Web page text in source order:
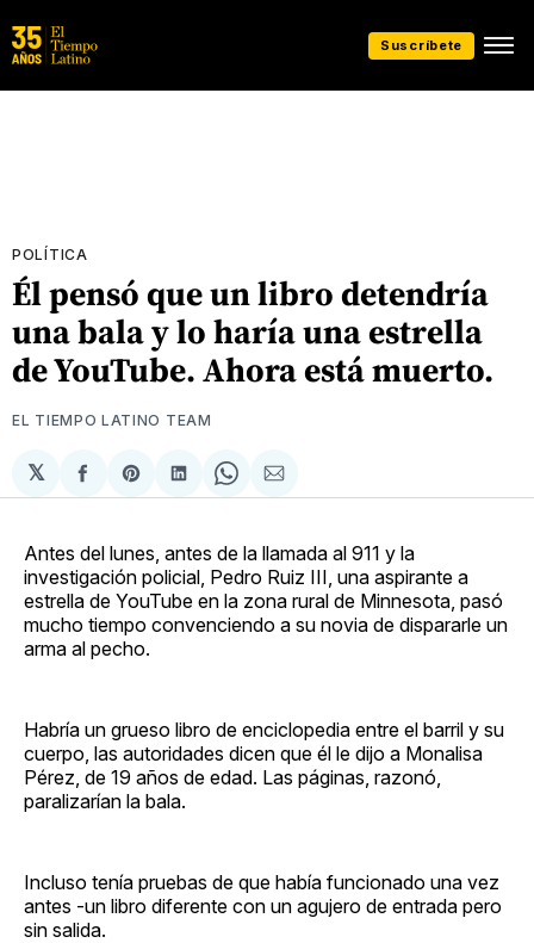
Suscríbete
POLÍTICA
Él pensó que un libro detendría
una bala y lo haría una estrella
de YouTube. Ahora está muerto.
EL TIEMPO LATINO TEAM
𝕏
Compartir
en
Share
on
Compartir
en
Share
on
Compartir
via
Antes del lunes, antes de la llamada al 911 y la
investigación policial, Pedro Ruiz III, una aspirante a
estrella de YouTube en la zona rural de Minnesota, pasó
mucho tiempo convenciendo a su novia de dispararle un
arma al pecho.
Habría un grueso libro de enciclopedia entre el barril y su
cuerpo, las autoridades dicen que él le dijo a Monalisa
Pérez, de 19 años de edad. Las páginas, razonó,
paralizarían la bala.
Incluso tenía pruebas de que había funcionado una vez
antes -un libro diferente con un agujero de entrada pero
sin salida.